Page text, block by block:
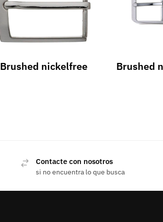
Brushed nickelfree Brushed
Contacte con nosotros
si no encuentra lo que busca